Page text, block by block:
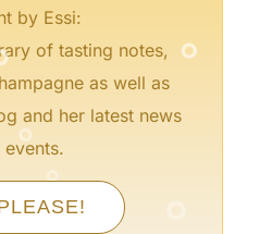
by Essi:
of tasting notes,
as well as
and her latest news
events.
°
°
° °